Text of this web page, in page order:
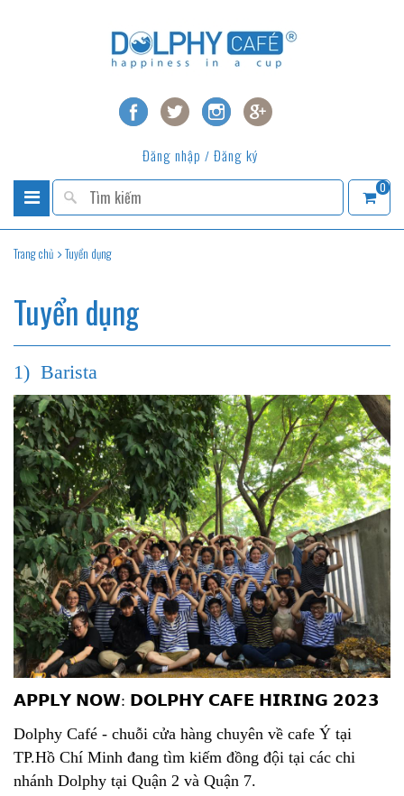
Đăng nhập / Đăng ký
0
Trang chủ Tuyển dụng
Tuyển dụng
1) Barista
𝗔𝗣𝗣𝗟𝗬 𝗡𝗢𝗪: 𝗗𝗢𝗟𝗣𝗛𝗬 𝗖𝗔𝗙𝗘 𝗛𝗜𝗥𝗜𝗡𝗚 𝟮𝟬𝟮𝟯
Dolphy Café - chuỗi cửa hàng chuyên về cafe Ý tại
TP.Hồ Chí Minh đang tìm kiếm đồng đội tại các chi
nhánh Dolphy tại Quận 2 và Quận 7.